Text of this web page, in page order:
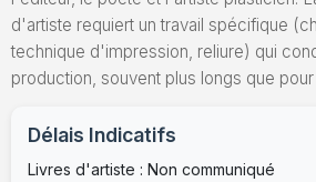
d'artiste requiert un travail spécifique
technique d'impression, reliure) qui
production, souvent plus longs que
Délais Indicatifs
Livres d'artiste : Non communiqué